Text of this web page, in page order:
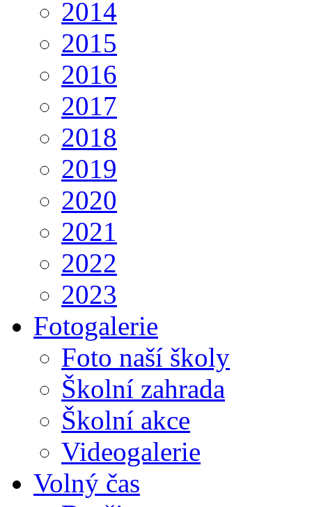
2014
2015
2016
2017
2018
2019
2020
2021
2022
2023
Fotogalerie
Foto naší školy
Školní zahrada
Školní akce
Videogalerie
Volný čas